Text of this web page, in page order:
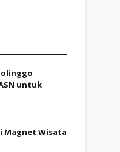
untuk
Magnet Wisata